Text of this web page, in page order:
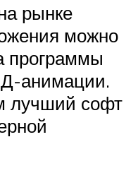
рынке
можно
программы
анимации.
лучший софт